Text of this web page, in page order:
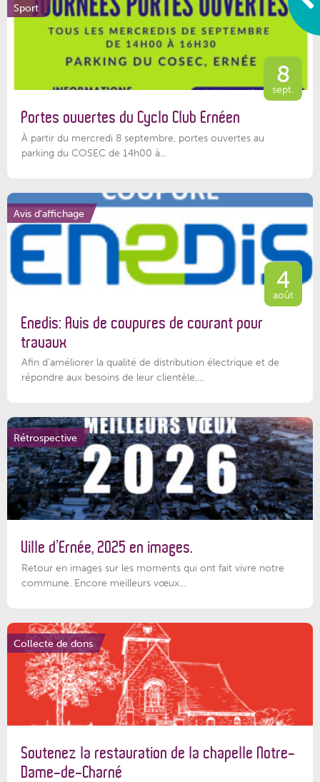
Sport
8
sept.
Portes ouvertes du Cyclo Club Ernéen
À partir du mercredi 8 septembre, portes ouvertes au
parking du COSEC de 14h00 à...
Avis d'affichage
4
août
Enedis: Avis de coupures de courant pour
travaux
Afin d’améliorer la qualité de distribution électrique et de
répondre aux besoins de leur clientèle,...
Rétrospective
Ville d’Ernée, 2025 en images.
Retour en images sur les moments qui ont fait vivre notre
commune. Encore meilleurs vœux...
Collecte de dons
Soutenez la restauration de la chapelle Notre-
Dame-de-Charné